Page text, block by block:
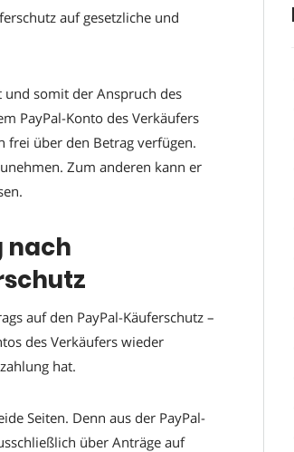
auf gesetzliche und
und somit der Anspruch des
PayPal-Konto des Verkäufers
frei über den Betrag verfügen.
Zum anderen kann er
nach
auf den PayPal-Käuferschutz –
des Verkäufers wieder
hat.
Seiten. Denn aus der PayPal-
über Anträge auf